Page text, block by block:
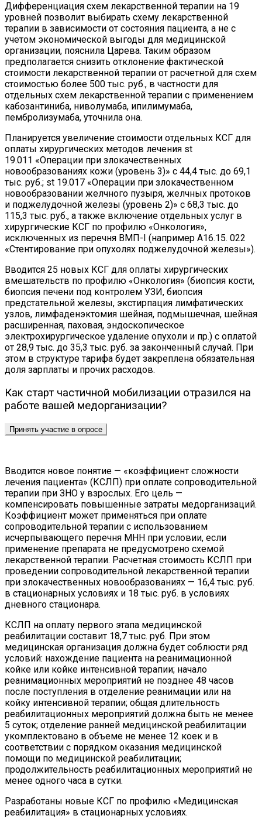
Дифференциация схем лекарственной терапии на 19
уровней позволит выбирать схему лекарственной
терапии в зависимости от состояния пациента, а не с
учетом экономической выгоды для медицинской
организации, пояснила Царева. Таким образом
предполагается снизить отклонение фактической
стоимости лекарственной терапии от расчетной для схем
стоимостью более 500 тыс. руб., в частности для
отдельных схем лекарственной терапии с применением
кабозантиниба, ниволумаба, ипилимумаба,
пембролизумаба, уточнила она.
Планируется увеличение стоимости отдельных КСГ для
оплаты хирургических методов лечения st
19.011 «Операции при злокачественных
новообразованиях кожи (уровень 3)» с 44,4 тыс. до 69,1
тыс. руб.; st 19.017 «Операции при злокачественном
новообразовании желчного пузыря, желчных протоков
и поджелудочной железы (уровень 2)» с 68,3 тыс. до
115,3 тыс. руб., а также включение отдельных услуг в
хирургические КСГ по профилю «Онкология»,
исключенных из перечня ВМП- (например А16.15. 022
«Стентирование при опухолях поджелудочной железы»).
Вводится 25 новых КСГ для оплаты хирургических
вмешательств по профилю «Онкология» (биопсия кости,
биопсия печени под контролем УЗИ, биопсия
предстательной железы, экстирпация лимфатических
узлов, лимфаденэктомия шейная, подмышечная, шейная
расширенная, паховая, эндоскопическое
электрохирургическое удаление опухоли и пр.) с оплатой
от 28,9 тыс. до 35,3 тыс. руб. за законченный случай. При
этом в структуре тарифа будет закреплена обязательная
доля зарплаты и прочих расходов.
Как старт частичной мобилизации отразился на
работе вашей медорганизации?
Принять участие в опросе
Вводится новое понятие — «коэффициент сложности
лечения пациента» (КСЛП) при оплате сопроводительной
терапии при ЗНО у взрослых. Его цель —
компенсировать повышенные затраты медорганизаций.
Коэффициент может применяться при оплате
сопроводительной терапии с использованием
исчерпывающего перечня МНН при условии, если
применение препарата не предусмотрено схемой
лекарственной терапии. Расчетная стоимость КСЛП при
проведении сопроводительной лекарственной терапии
при злокачественных новообразованиях — 16,4 тыс. руб.
в стационарных условиях и 18 тыс. руб. в условиях
дневного стационара.
КСЛП на оплату первого этапа медицинской
реабилитации составит 18,7 тыс. руб. При этом
медицинская организация должна будет соблюсти ряд
условий: нахождение пациента на реанимационной
койке или койке интенсивной терапии; начало
реанимационных мероприятий не позднее 48 часов
после поступления в отделение реанимации или на
койку интенсивной терапии; общая длительность
реабилитационных мероприятий должна быть не менее
5 суток; отделение ранней медицинской реабилитации
укомплектовано в объеме не менее 12 коек и в
соответствии с порядком оказания медицинской
помощи по медицинской реабилитации;
продолжительность реабилитационных мероприятий не
менее одного часа в сутки.
Разработаны новые КСГ по профилю «Медицинская
реабилитация» в стационарных условиях.